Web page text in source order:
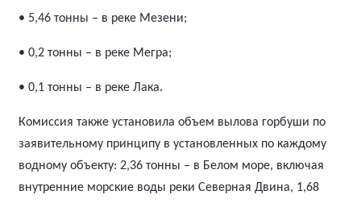
• 5,46 тонны – в реке Мезени;
• 0,2 тонны – в реке Мегра;
• 0,1 тонны – в реке Лака.
Комиссия также установила объем вылова горбуши по
заявительному принципу в установленных по каждому
водному объекту: 2,36 тонны – в Белом море, включая
внутренние морские воды реки Северная Двина, 1,68